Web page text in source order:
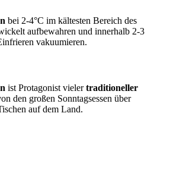
bei 2-4°C im kältesten Bereich des
aufbewahren und innerhalb 2-3
vakuumieren.
ist Protagonist vielertraditioneller
den großen Sonntagsessen über
auf dem Land.